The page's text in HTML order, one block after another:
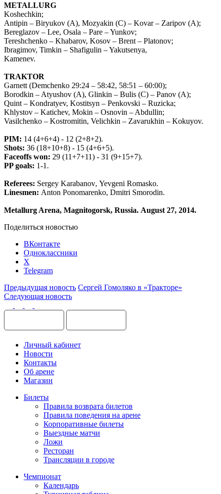
METALLURG
Koshechkin;
Antipin – Biryukov (A), Mozyakin (C) – Kovar – Zaripov (A);
Bereglazov – Lee, Osala – Pare – Yunkov;
Tereshchenko – Khabarov, Kosov – Brent – Platonov;
Ibragimov, Timkin – Shafigulin – Yakutsenya,
Kamenev.
TRAKTOR
Garnett (Demchenko 29:24 – 58:42, 58:51 – 60:00);
Borodkin – Atyushov (A), Glinkin – Bulis (C) – Panov (A);
Quint – Kondratyev, Kostitsyn – Penkovski – Ruzicka;
Khlystov – Katichev, Mokin – Osnovin – Abdullin;
Vasilchenko – Kostromitin, Velichkin – Zavarukhin – Kokuyov.
PIM: 14 (4+6+4) - 12 (2+8+2).
Shots: 36 (18+10+8) - 15 (4+6+5).
Faceoffs won: 29 (11+7+11) - 31 (9+15+7).
PP goals: 1-1.
Referees: Sergey Karabanov, Yevgeni Romasko.
Linesmen: Anton Ponomarenko, Dmitri Smorodin.
Metallurg Arena, Magnitogorsk, Russia. August 27, 2014.
Поделиться новостью
ВКонтакте
Одноклассники
X
Telegram
Предыдущая новость Сергей Гомоляко в «Тракторе»
Следующая новость
Личный кабинет
Новости
Контакты
Об арене
Магазин
Билеты
Правила возврата билетов
Правила поведения на арене
Корпоративные билеты
Выездные матчи
Ложи
Ресторан
Трансляции в городе
Чемпионат
Календарь